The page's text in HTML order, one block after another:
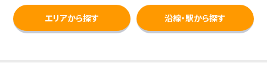
エリアから探す 沿線・駅から探す